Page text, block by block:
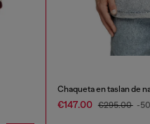
Chaqueta en taslan de
€147.00 €295.00 -